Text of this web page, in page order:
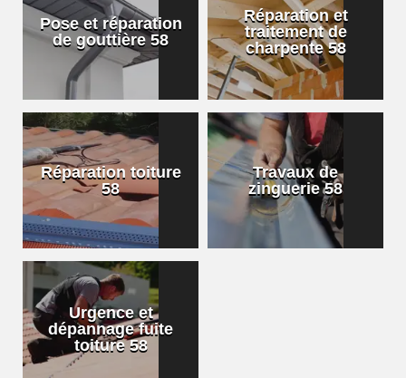
Pose et réparation
de gouttière 58
Réparation et
traitement de
charpente 58
Réparation toiture
58
Travaux de
zinguerie 58
Urgence et
dépannage fuite
toiture 58